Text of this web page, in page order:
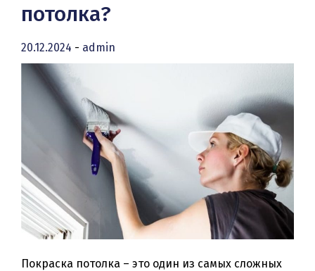
потолка?
20.12.2024 - admin
Покраска потолка – это один из самых сложных